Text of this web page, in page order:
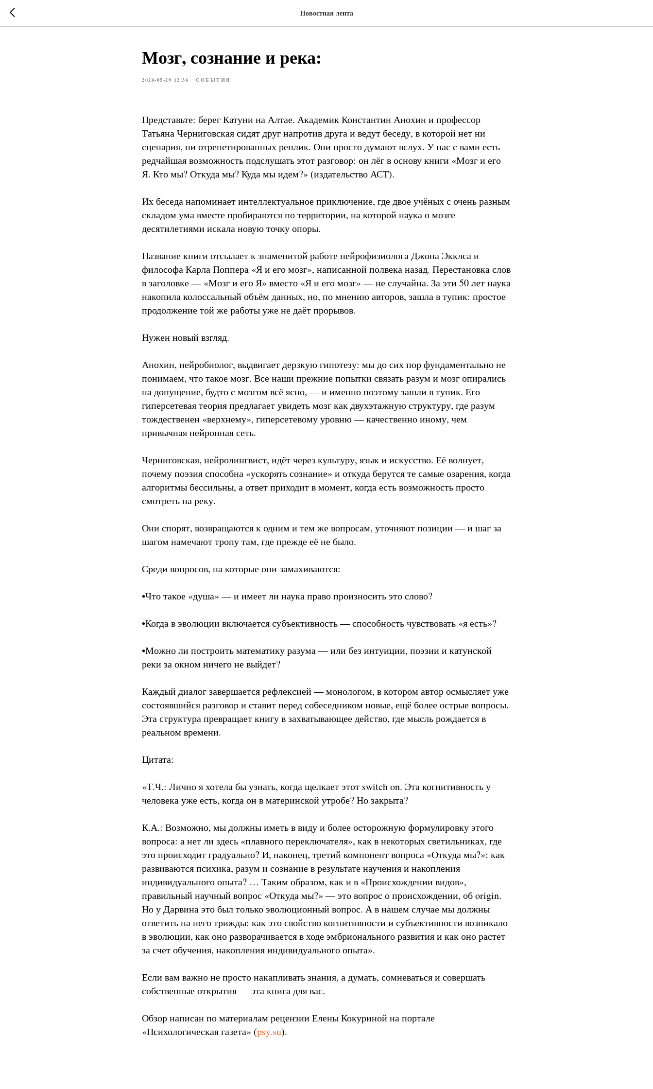
Новостная лента
Мозг, сознание и река:
2026-05-29 12:36 СОБЫТИЯ
Представьте: берег Катуни на Алтае. Академик Константин Анохин и профессор
Татьяна Черниговская сидят друг напротив друга и ведут беседу, в которой нет ни
сценария, ни отрепетированных реплик. Они просто думают вслух. У нас с вами есть
редчайшая возможность подслушать этот разговор: он лёг в основу книги «Мозг и его
Я. Кто мы? Откуда мы? Куда мы идем?» (издательство АСТ).
Их беседа напоминает интеллектуальное приключение, где двое учёных с очень разным
складом ума вместе пробираются по территории, на которой наука о мозге
десятилетиями искала новую точку опоры.
Название книги отсылает к знаменитой работе нейрофизиолога Джона Экклса и
философа Карла Поппера «Я и его мозг», написанной полвека назад. Перестановка слов
в заголовке — «Мозг и его Я» вместо «Я и его мозг» — не случайна. За эти 50 лет наука
накопила колоссальный объём данных, но, по мнению авторов, зашла в тупик: простое
продолжение той же работы уже не даёт прорывов.
Нужен новый взгляд.
Анохин, нейробиолог, выдвигает дерзкую гипотезу: мы до сих пор фундаментально не
понимаем, что такое мозг. Все наши прежние попытки связать разум и мозг опирались
на допущение, будто с мозгом всё ясно, — и именно поэтому зашли в тупик. Его
гиперсетевая теория предлагает увидеть мозг как двухэтажную структуру, где разум
тождественен «верхнему», гиперсетевому уровню — качественно иному, чем
привычная нейронная сеть.
Черниговская, нейролингвист, идёт через культуру, язык и искусство. Её волнует,
почему поэзия способна «ускорять сознание» и откуда берутся те самые озарения, когда
алгоритмы бессильны, а ответ приходит в момент, когда есть возможность просто
смотреть на реку.
Они спорят, возвращаются к одним и тем же вопросам, уточняют позиции — и шаг за
шагом намечают тропу там, где прежде её не было.
Среди вопросов, на которые они замахиваются:
•Что такое «душа» — и имеет ли наука право произносить это слово?
•Когда в эволюции включается субъективность — способность чувствовать «я есть»?
•Можно ли построить математику разума — или без интуиции, поэзии и катунской
реки за окном ничего не выйдет?
Каждый диалог завершается рефлексией — монологом, в котором автор осмысляет уже
состоявшийся разговор и ставит перед собеседником новые, ещё более острые вопросы.
Эта структура превращает книгу в захватывающее действо, где мысль рождается в
реальном времени.
Цитата:
«Т.Ч.: Лично я хотела бы узнать, когда щелкает этот switch on. Эта когнитивность у
человека уже есть, когда он в материнской утробе? Но закрыта?
К.А.: Возможно, мы должны иметь в виду и более осторожную формулировку этого
вопроса: а нет ли здесь «плавного переключателя», как в некоторых светильниках, где
это происходит градуально? И, наконец, третий компонент вопроса «Откуда мы?»: как
развиваются психика, разум и сознание в результате научения и накопления
индивидуального опыта? … Таким образом, как и в «Происхождении видов»,
правильный научный вопрос «Откуда мы?» — это вопрос о происхождении, об origin.
Но у Дарвина это был только эволюционный вопрос. А в нашем случае мы должны
ответить на него трижды: как это свойство когнитивности и субъективности возникало
в эволюции, как оно разворачивается в ходе эмбрионального развития и как оно растет
за счет обучения, накопления индивидуального опыта».
Если вам важно не просто накапливать знания, а думать, сомневаться и совершать
собственные открытия — эта книга для вас.
Обзор написан по материалам рецензии Елены Кокуриной на портале
«Психологическая газета» (psy.su).